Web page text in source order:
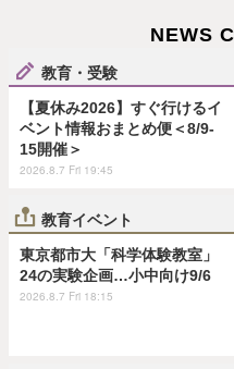
NEWS
教育・受験
【夏休み2026】すぐ行けるイ
ベント情報おまとめ便＜8/9-
15開催＞
2026.8.7 Fri 19:45
教育イベント
東京都市大「科学体験教室」
24の実験企画…小中向け9/6
2026.8.7 Fri 18:15